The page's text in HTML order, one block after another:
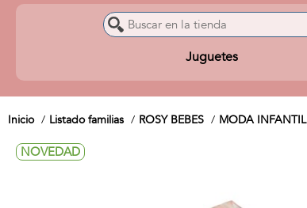
Juguetes
Inicio Listado familias ROSY BEBES MODA INFANTIL
NOVEDAD